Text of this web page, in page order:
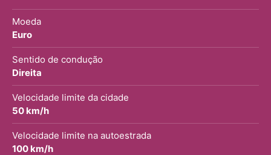
Moeda
Euro
Sentido de condução
Direita
Velocidade limite da cidade
50 km/h
Velocidade limite na autoestrada
100 km/h